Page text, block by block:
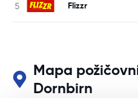
Flizzr
Mapa
Dornbirn